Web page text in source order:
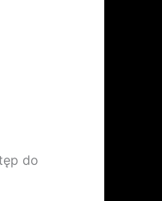
do